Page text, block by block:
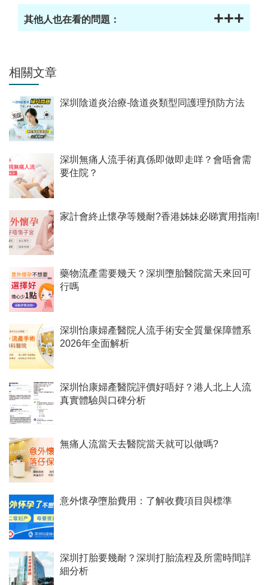
其他人也在看的問題： +++
相關文章
深圳陰道炎治療-陰道炎類型同護理預防方法
深圳無痛人流手術真係即做即走咩？會唔會需
要住院？
家計會終止懷孕等幾耐?香港姊妹必睇實用指南!
藥物流產需要幾天？深圳墮胎醫院當天來回可
行嗎
深圳怡康婦產醫院人流手術安全質量保障體系
2026年全面解析
深圳怡康婦產醫院評價好唔好？港人北上人流
真實體驗與口碑分析
無痛人流當天去醫院當天就可以做嗎?
意外懷孕墮胎費用：了解收費項目與標準
深圳打胎要幾耐？深圳打胎流程及所需時間詳
細分析